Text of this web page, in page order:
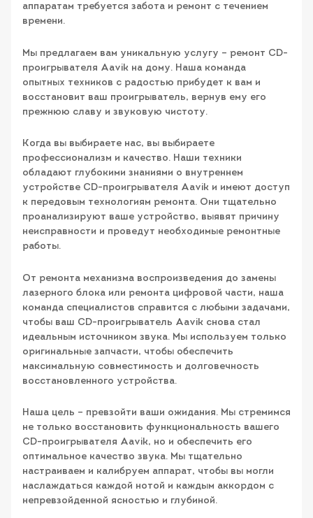
аппаратам требуется забота и ремонт с течением
времени.
Мы предлагаем вам уникальную услугу – ремонт CD-
проигрывателя Aavik на дому. Наша команда
опытных техников с радостью прибудет к вам и
восстановит ваш проигрыватель, вернув ему его
прежнюю славу и звуковую чистоту.
Когда вы выбираете нас, вы выбираете
профессионализм и качество. Наши техники
обладают глубокими знаниями о внутреннем
устройстве CD-проигрывателя Aavik и имеют доступ
к передовым технологиям ремонта. Они тщательно
проанализируют ваше устройство, выявят причину
неисправности и проведут необходимые ремонтные
работы.
От ремонта механизма воспроизведения до замены
лазерного блока или ремонта цифровой части, наша
команда специалистов справится с любыми задачами,
чтобы ваш CD-проигрыватель Aavik снова стал
идеальным источником звука. Мы используем только
оригинальные запчасти, чтобы обеспечить
максимальную совместимость и долговечность
восстановленного устройства.
Наша цель – превзойти ваши ожидания. Мы стремимся
не только восстановить функциональность вашего
CD-проигрывателя Aavik, но и обеспечить его
оптимальное качество звука. Мы тщательно
настраиваем и калибруем аппарат, чтобы вы могли
наслаждаться каждой нотой и каждым аккордом с
непревзойденной ясностью и глубиной.